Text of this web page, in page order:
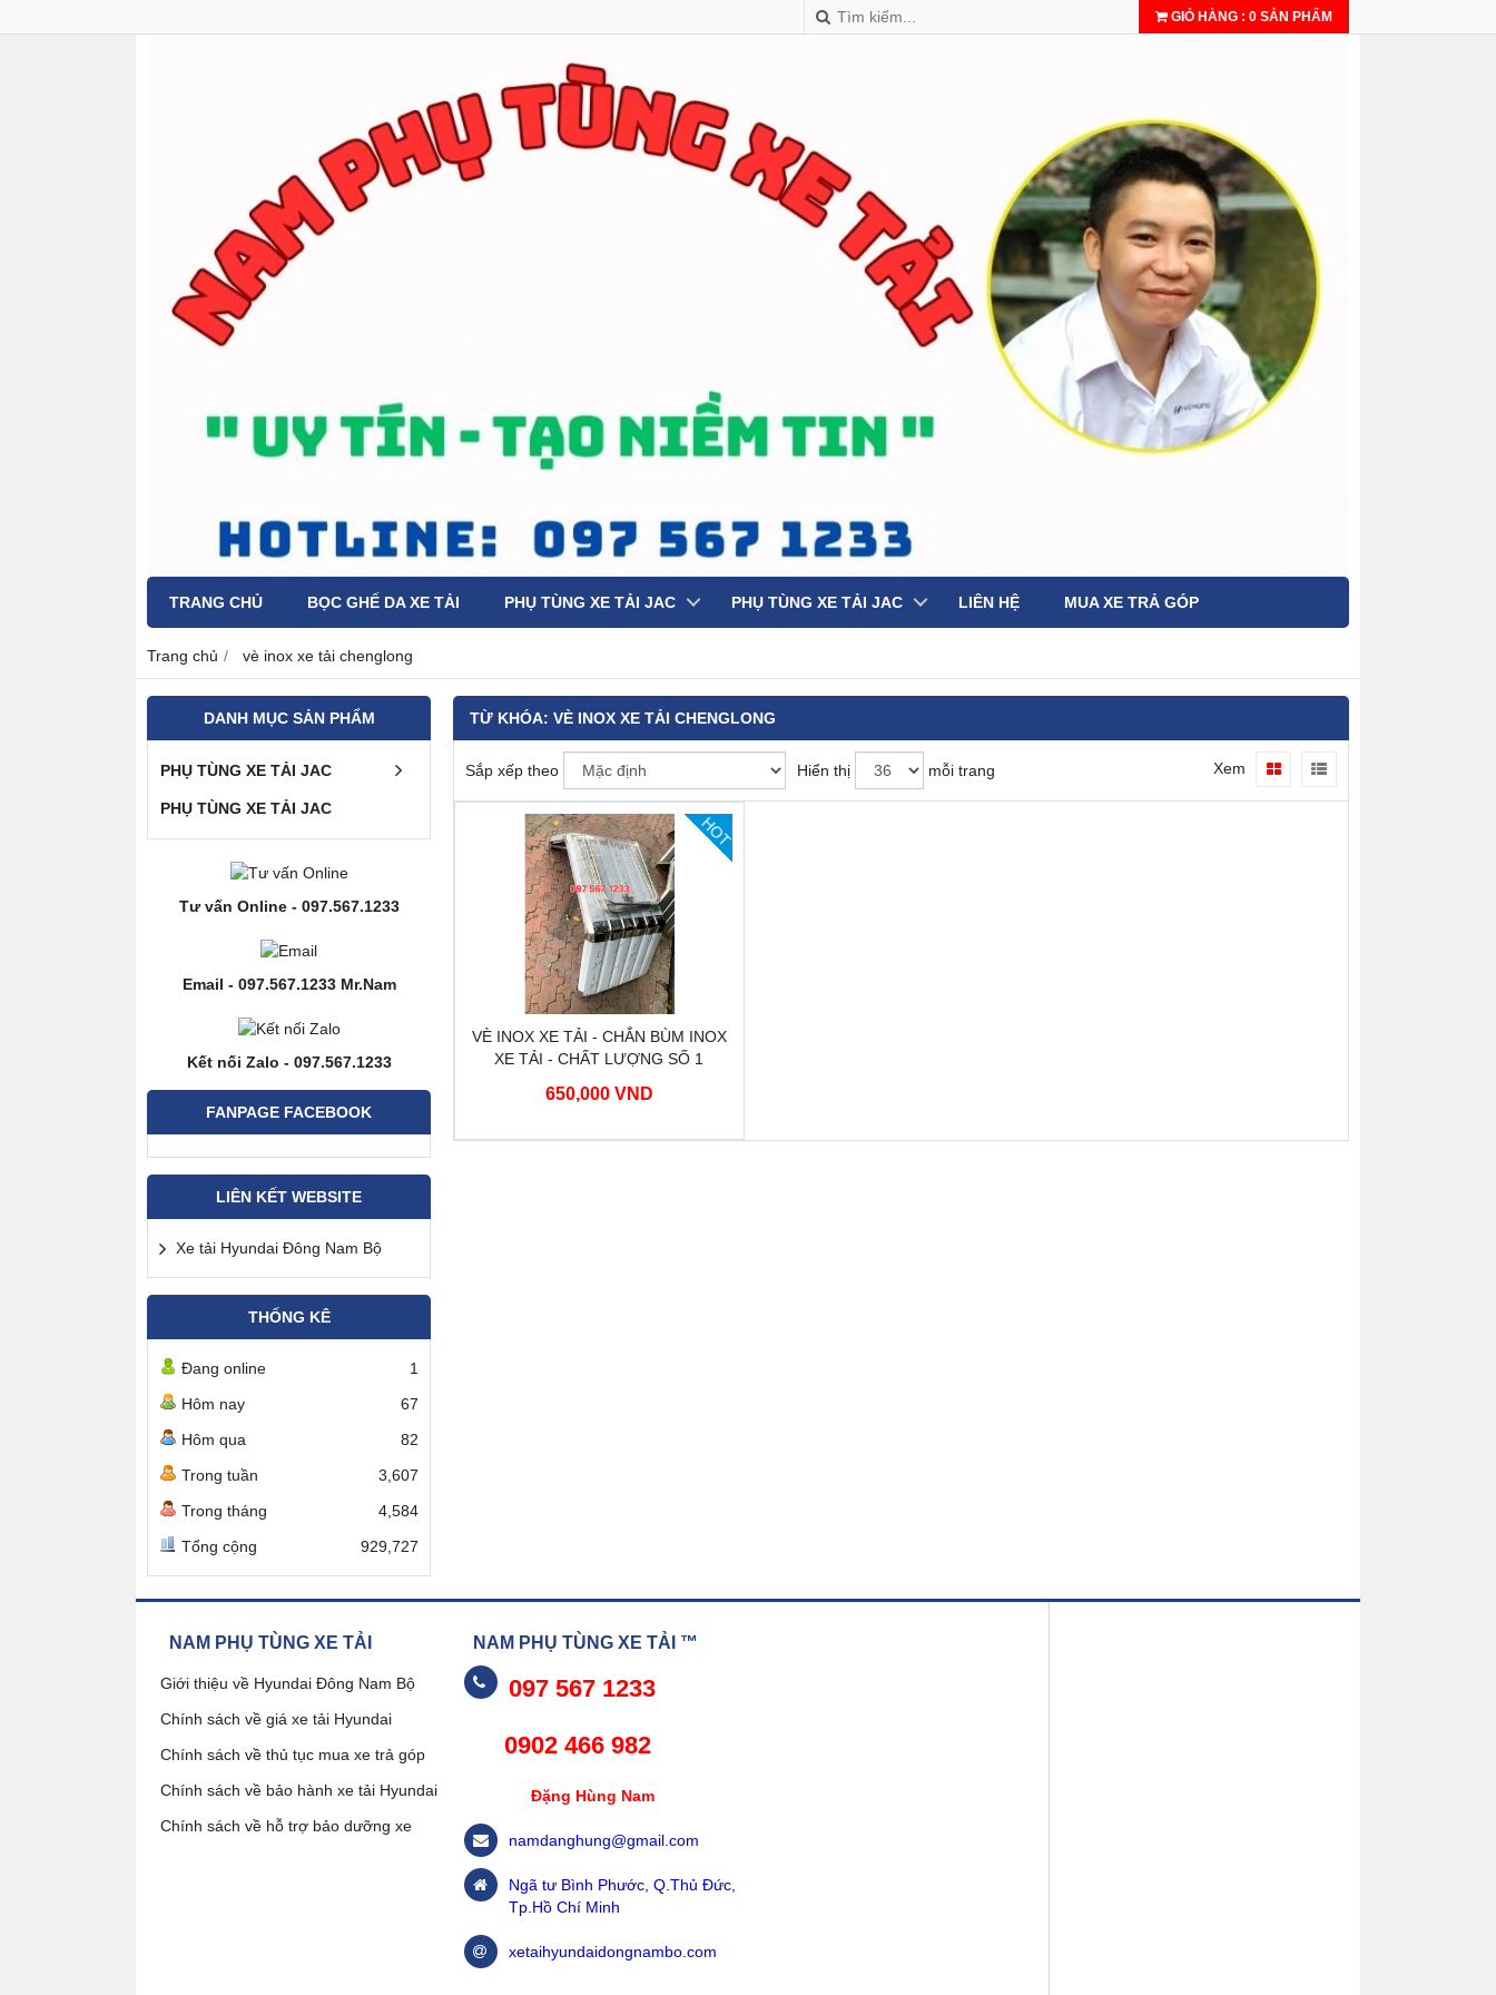
GIỎ HÀNG : 0 SẢN PHẨM
TRANG CHỦ BỌC GHẾ DA XE TẢI PHỤ TÙNG XE TẢI JAC PHỤ TÙNG XE TẢI JAC LIÊN HỆ MUA XE TRẢ GÓP
Trang chủ vè inox xe tải chenglong
DANH MỤC SẢN PHẨM
PHỤ TÙNG XE TẢI JAC
PHỤ TÙNG XE TẢI JAC
Tư vấn Online - 097.567.1233
Email - 097.567.1233 Mr.Nam
Kết nối Zalo - 097.567.1233
FANPAGE FACEBOOK
LIÊN KẾT WEBSITE
Xe tải Hyundai Đông Nam Bộ
THỐNG KÊ
Đang online
1
Hôm nay
67
Hôm qua
82
Trong tuần
3,607
Trong tháng
4,584
Tổng cộng
929,727
TỪ KHÓA: VÈ INOX XE TẢI CHENGLONG
Sắp xếp theo Hiển thị mỗi trang Xem
HOT
VÈ INOX XE TẢI - CHẮN BÙM INOX
XE TẢI - CHẤT LƯỢNG SỐ 1
650,000 VND
NAM PHỤ TÙNG XE TẢI
Giới thiệu về Hyundai Đông Nam Bộ
Chính sách về giá xe tải Hyundai
Chính sách về thủ tục mua xe trả góp
Chính sách về bảo hành xe tải Hyundai
Chính sách về hỗ trợ bảo dưỡng xe
NAM PHỤ TÙNG XE TẢI ™
097 567 1233
0902 466 982
Đặng Hùng Nam
namdanghung@gmail.com
Ngã tư Bình Phước, Q.Thủ Đức,
Tp.Hồ Chí Minh
xetaihyundaidongnambo.com